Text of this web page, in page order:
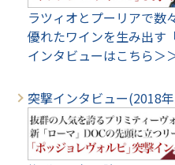
ラツィオとプーリアで数
優れたワインを生み出す
インタビューはこちら＞
突撃インタビュー(2018